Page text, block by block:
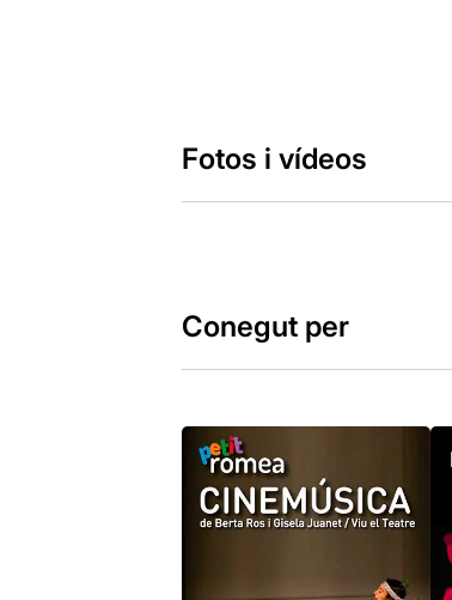
Fotos i vídeos
Conegut per